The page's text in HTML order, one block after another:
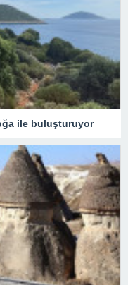
ile buluşturuyor